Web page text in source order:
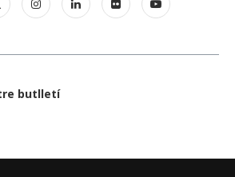
butlletí